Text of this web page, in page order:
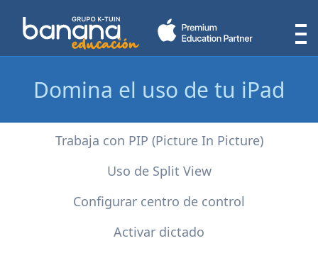
Domina el uso de tu iPad
Trabaja con PIP (Picture In Picture)
Uso de Split View
Configurar centro de control
Activar dictado